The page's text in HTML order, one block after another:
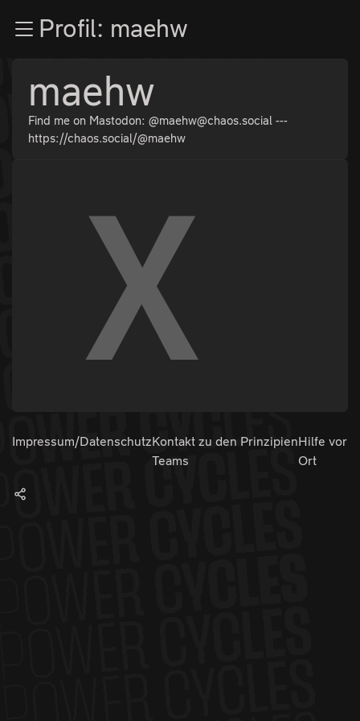
Zum InhaltProfil: maehw
maehw
Find me on Mastodon: @maehw@chaos.social ---
https://chaos.social/@maehw
Impressum/DatenschutzKontakt zu den
Teams
PrinzipienHilfe vor
Ort